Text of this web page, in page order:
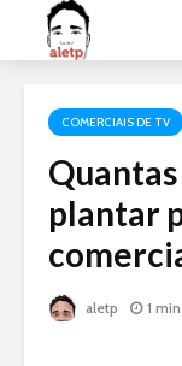
COMERCIAIS DE TV
plantar
aletp 1